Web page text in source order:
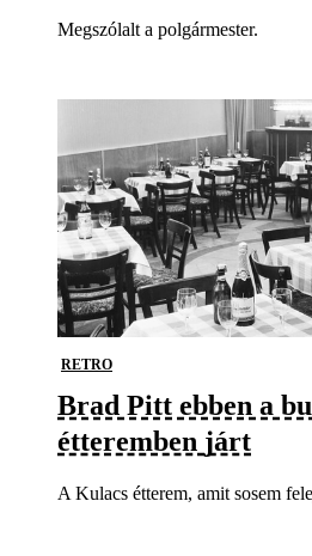
Megszólalt a polgármester.
RETRO
Brad Pitt ebben a
étteremben járt
A Kulacs étterem, amit sosem